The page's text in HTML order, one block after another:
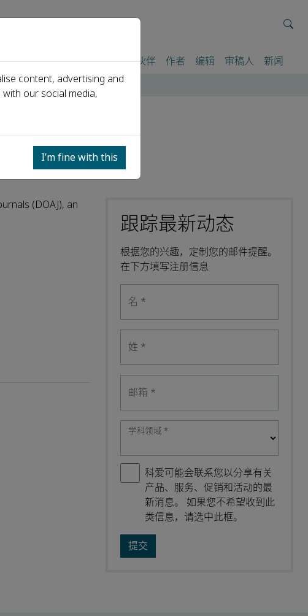
关于我们 期刊 活动 合作伙伴 作者 编辑 审稿人 新闻
(DOAJ), an
跟踪最新动态
根据您的兴趣，定制您的邮件提醒。
在下方填写注册信息
名 *
姓 *
邮箱 *
学科领域 *
科爱可能会联系您以分享有关
产品、服务、促销和活动的最
新消息。 如果您不希望收到此
类信息，请选中此框。
content, advertising and
our social media,
I’m fine with this